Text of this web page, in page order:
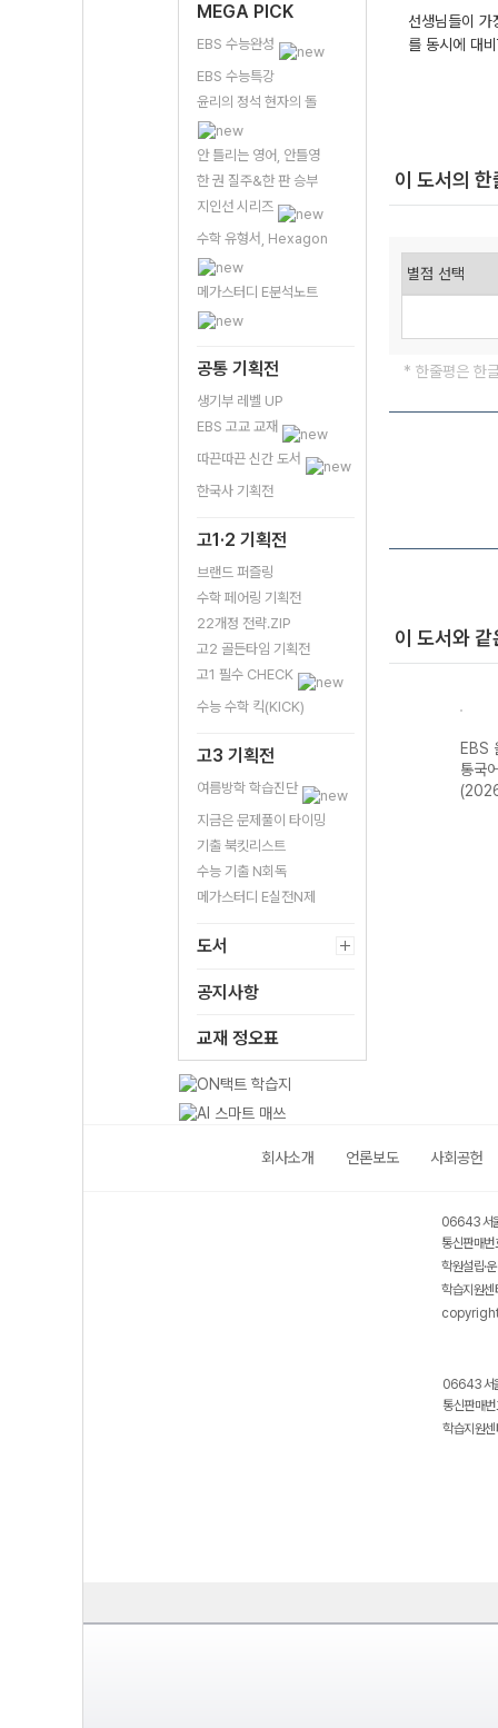
MEGA PICK
EBS 수능완성
EBS 수능특강
윤리의 정석 현자의 돌
안 틀리는 영어, 안틀영
한 권 질주&한 판 승부
지인선 시리즈
수학 유형서, Hexagon
메가스터디 E분석노트
공통 기획전
생기부 레벨 UP
EBS 고교 교재
따끈따끈 신간 도서
한국사 기획전
고1·2 기획전
브랜드 퍼즐링
수학 페어링 기획전
22개정 전략.ZIP
고2 골든타임 기획전
고1 필수 CHECK
수능 수학 킥(KICK)
고3 기획전
여름방학 학습진단
지금은 문제풀이 타이밍
기출 북킷리스트
수능 기출 N회독
메가스터디 E실전N제
도서
공지사항
교재 정오표
선생님들이
를 동시에 대
이 도서의 한
* 한줄평은 한
이 도서와
EBS 올림포스 고
급영어독해 영미
문학 읽기-22개
정 (2026년용)
(2026년용)
EBS
통국
회사소개 언론보도 사회공헌
06643 서
통신판매
학원설립·
학습지원
06643 서
통신판매
학습지원